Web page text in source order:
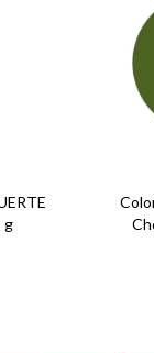
g